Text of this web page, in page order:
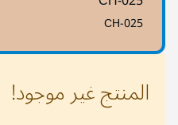
CH-025
المنتج غير موجود!